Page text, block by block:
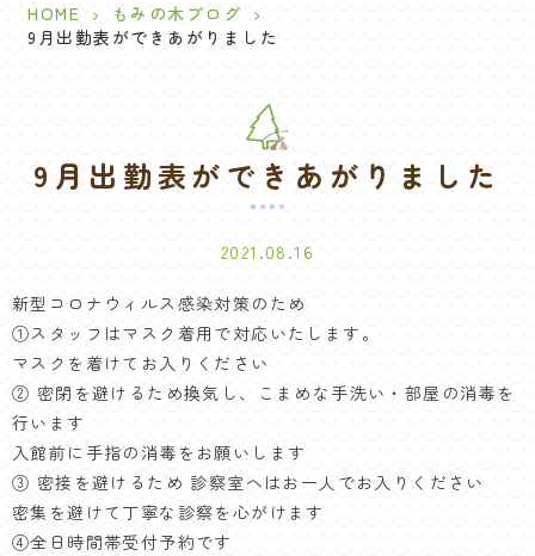
HOME > もみの木ブログ >
9月出勤表ができあがりました
9月出勤表ができあがりました
2021.08.16
新型コロナウィルス感染対策のため
①スタッフはマスク着用で対応いたします。
マスクを着けてお入りください
② 密閉を避けるため換気し、こまめな手洗い・部屋の消毒を
行います
入館前に手指の消毒をお願いします
③ 密接を避けるため 診察室へはお一人でお入りください
密集を避けて丁寧な診察を心がけます
④全日時間帯受付予約です